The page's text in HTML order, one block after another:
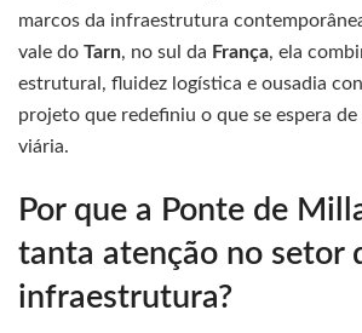
marcos da infraestrutura
vale do Tarn, no sul da França, ela
estrutural, fluidez logística e ousadia
projeto que redefiniu o que se espera
viária.
Por que a Ponte de
tanta atenção no setor
infraestrutura?